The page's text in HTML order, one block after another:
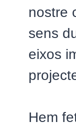
nostre
sens
eixos
Hem